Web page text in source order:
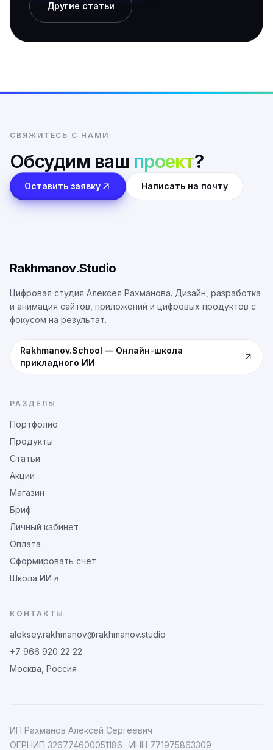
Другие статьи
СВЯЖИТЕСЬ С НАМИ
Обсудим ваш проект?
Оставить заявку Написать на почту
Rakhmanov.Studio
Цифровая студия Алексея Рахманова. Дизайн, разработка
и анимация сайтов, приложений и цифровых продуктов с
фокусом на результат.
Rakhmanov.School — Онлайн-школа
прикладного ИИ
РАЗДЕЛЫ
Портфолио
Продукты
Статьи
Акции
Магазин
Бриф
Личный кабинет
Оплата
Сформировать счёт
Школа ИИ
КОНТАКТЫ
aleksey.rakhmanov@rakhmanov.studio
+7 966 920 22 22
Москва, Россия
ИП Рахманов Алексей Сергеевич
ОГРНИП 326774600051186 · ИНН 771975863309